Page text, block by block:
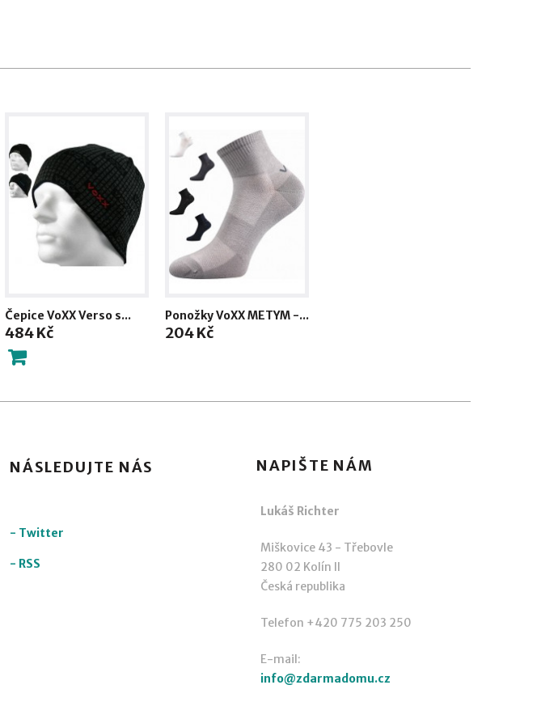
Čepice VoXX Verso s...
484 Kč
Ponožky VoXX METYM -...
204 Kč
NÁSLEDUJTE NÁS
- Twitter
- RSS
NAPIŠTE NÁM
Lukáš Richter
Miškovice 43 - Třebovle
280 02 Kolín II
Česká republika
Telefon +420 775 203 250
E-mail:
info@zdarmadomu.cz